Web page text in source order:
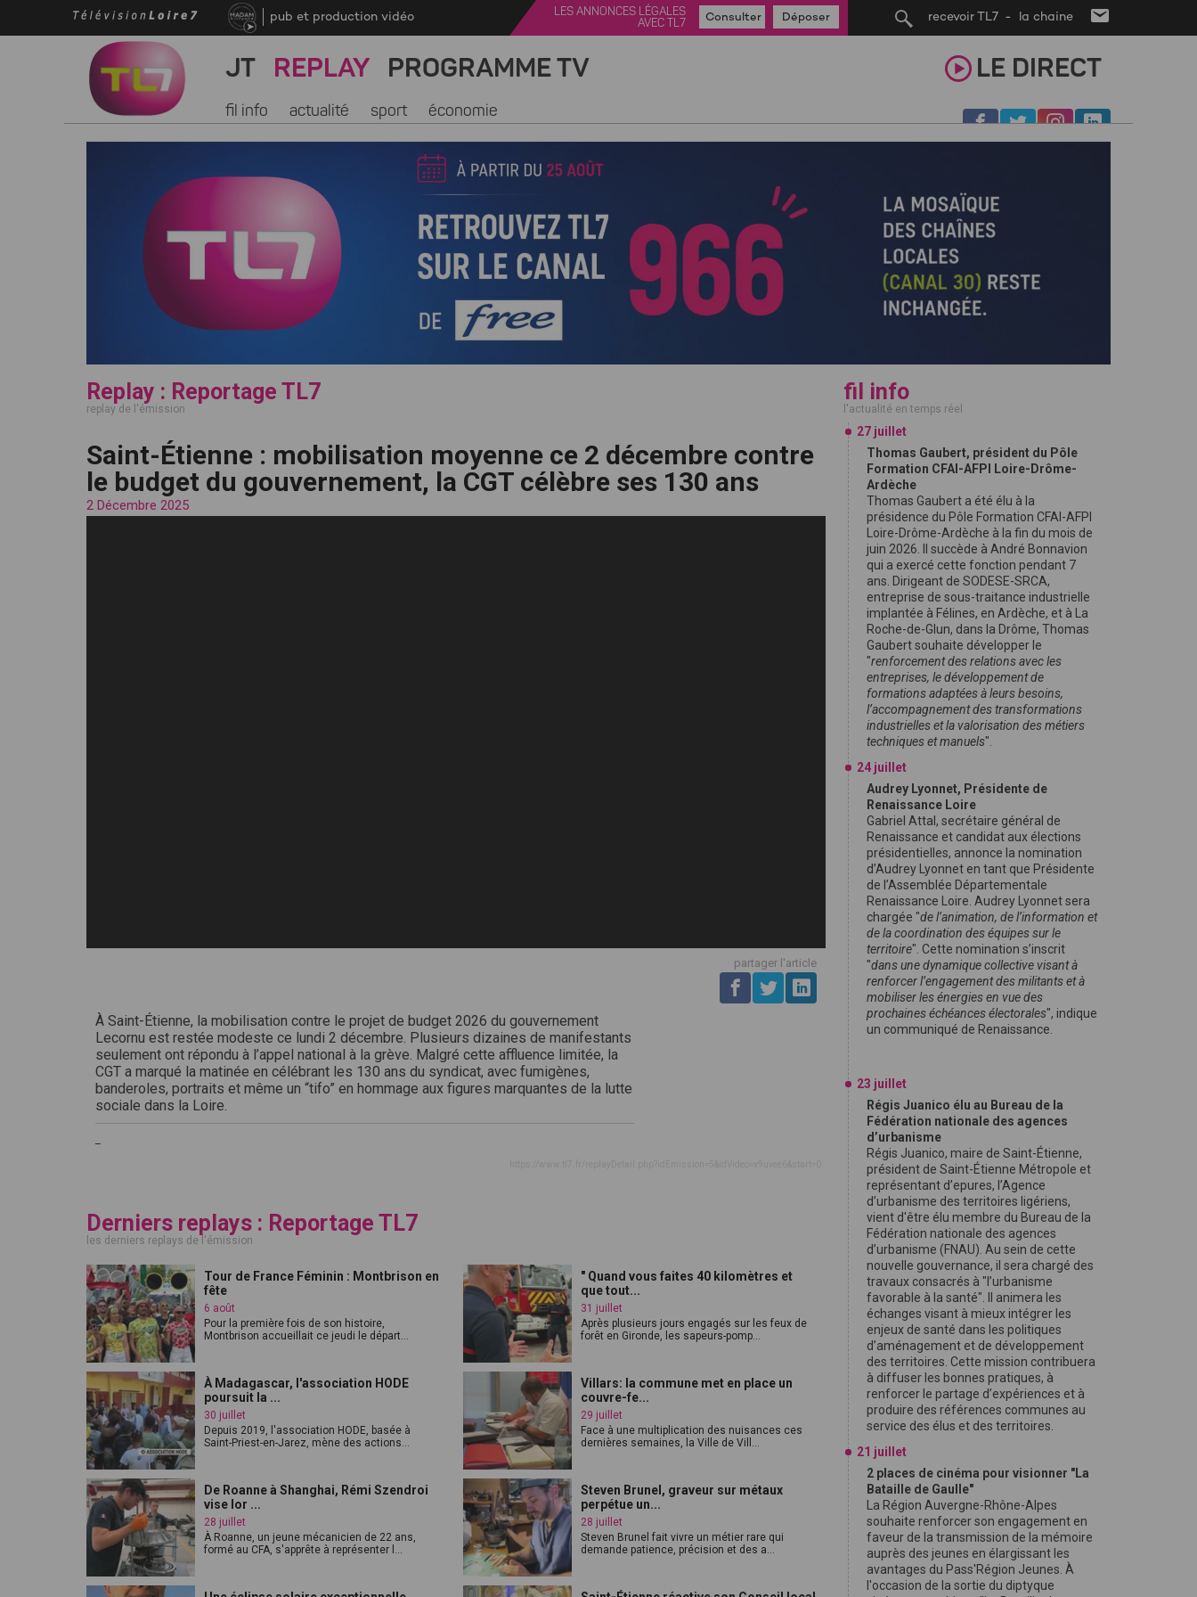
recevoir TL7 - la chaine
pub et production vidéo
LES ANNONCES LÉGALES
AVEC TL7
Consulter Déposer
JT REPLAY PROGRAMME TV LE DIRECT
fil info actualité sport économie
Replay : Reportage TL7
replay de l'émission
Saint-Étienne : mobilisation moyenne ce 2 décembre contre
le budget du gouvernement, la CGT célèbre ses 130 ans
2 Décembre 2025
partager l'article
À Saint-Étienne, la mobilisation contre le projet de budget 2026 du gouvernement
Lecornu est restée modeste ce lundi 2 décembre. Plusieurs dizaines de manifestants
seulement ont répondu à l’appel national à la grève. Malgré cette affluence limitée, la
CGT a marqué la matinée en célébrant les 130 ans du syndicat, avec fumigènes,
banderoles, portraits et même un “tifo” en hommage aux figures marquantes de la lutte
sociale dans la Loire.
Derniers replays : Reportage TL7
les derniers replays de l'émission
Tour de France Féminin : Montbrison en
fête
6 août
Pour la première fois de son histoire,
Montbrison accueillait ce jeudi le départ...
" Quand vous faites 40 kilomètres et
que tout...
31 juillet
Après plusieurs jours engagés sur les feux de
forêt en Gironde, les sapeurs-pomp...
À Madagascar, l'association HODE
poursuit la ...
30 juillet
Depuis 2019, l'association HODE, basée à
Saint-Priest-en-Jarez, mène des actions...
Villars: la commune met en place un
couvre-fe...
29 juillet
Face à une multiplication des nuisances ces
dernières semaines, la Ville de Vill...
De Roanne à Shanghai, Rémi Szendroi
vise lor ...
28 juillet
À Roanne, un jeune mécanicien de 22 ans,
formé au CFA, s'apprête à représenter l...
Steven Brunel, graveur sur métaux
perpétue un...
28 juillet
Steven Brunel fait vivre un métier rare qui
demande patience, précision et des a...
fil info
l'actualité en temps réel
27 juillet
Thomas Gaubert, président du Pôle
Formation CFAI-AFPI Loire-Drôme-
Ardèche
Thomas Gaubert a été élu à la
présidence du Pôle Formation CFAI-AFPI
Loire-Drôme-Ardèche à la fin du mois de
juin 2026. Il succède à André Bonnavion
qui a exercé cette fonction pendant 7
ans. Dirigeant de SODESE-SRCA,
entreprise de sous-traitance industrielle
implantée à Félines, en Ardèche, et à La
Roche-de-Glun, dans la Drôme, Thomas
Gaubert souhaite développer le
"renforcement des relations avec les
entreprises, le développement de
formations adaptées à leurs besoins,
l’accompagnement des transformations
industrielles et la valorisation des métiers
techniques et manuels".
24 juillet
Audrey Lyonnet, Présidente de
Renaissance Loire
Gabriel Attal, secrétaire général de
Renaissance et candidat aux élections
présidentielles, annonce la nomination
d’Audrey Lyonnet en tant que Présidente
de l’Assemblée Départementale
Renaissance Loire. Audrey Lyonnet sera
chargée "de l’animation, de l’information et
de la coordination des équipes sur le
territoire". Cette nomination s’inscrit
"dans une dynamique collective visant à
renforcer l’engagement des militants et à
mobiliser les énergies en vue des
prochaines échéances électorales", indique
un communiqué de Renaissance.
23 juillet
Régis Juanico élu au Bureau de la
Fédération nationale des agences
d’urbanisme
Régis Juanico, maire de Saint-Étienne,
président de Saint-Étienne Métropole et
représentant d’epures, l’Agence
d’urbanisme des territoires ligériens,
vient d'être élu membre du Bureau de la
Fédération nationale des agences
d’urbanisme (FNAU). Au sein de cette
nouvelle gouvernance, il sera chargé des
travaux consacrés à "l’urbanisme
favorable à la santé". Il animera les
échanges visant à mieux intégrer les
enjeux de santé dans les politiques
d’aménagement et de développement
des territoires. Cette mission contribuera
à diffuser les bonnes pratiques, à
renforcer le partage d’expériences et à
produire des références communes au
service des élus et des territoires.
21 juillet
2 places de cinéma pour visionner "La
Bataille de Gaulle"
La Région Auvergne-Rhône-Alpes
souhaite renforcer son engagement en
faveur de la transmission de la mémoire
auprès des jeunes en élargissant les
avantages du Pass'Région Jeunes. À
l'occasion de la sortie du diptyque